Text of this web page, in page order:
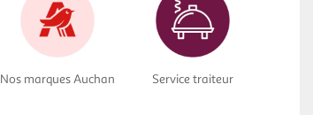
Nos marques Auchan Service traiteur